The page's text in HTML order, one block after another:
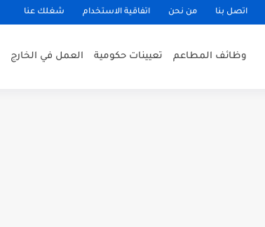
اتصل بنا من نحن اتفاقية الاستخدام شغلك عنا
وظائف المطاعم تعيينات حكومية العمل في الخارج